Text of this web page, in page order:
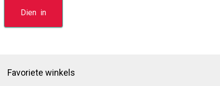
Favoriete winkels